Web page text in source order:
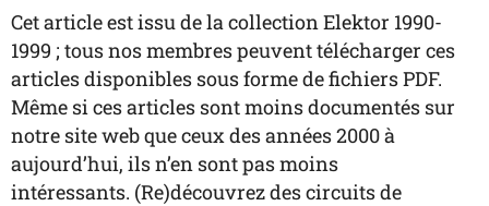
Cet article est issu de la collection Elektor 1990-
1999 ; tous nos membres peuvent télécharger ces
articles disponibles sous forme de fichiers PDF.
Même si ces articles sont moins documentés sur
notre site web que ceux des années 2000 à
aujourd’hui, ils n’en sont pas moins
intéressants. (Re)découvrez des circuits de